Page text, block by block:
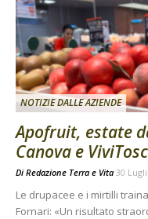
NOTIZIE DALLE AZIENDE
Apofruit, estate
Canova e
Di Redazione Terra e Vita 30
Le drupacee e i mirtilli
Fornari: «Un risultato